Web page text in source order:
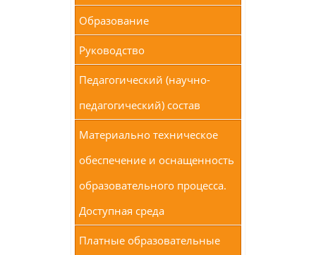
Образование
Руководство
Педагогический (научно-
педагогический) состав
Материально техническое
обеспечение и оснащенность
образовательного процесса.
Доступная среда
Платные образовательные